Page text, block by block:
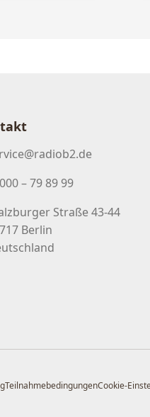
– 79 89 99
Straße 43-44
Berlin
TeilnahmebedingungenCookie-